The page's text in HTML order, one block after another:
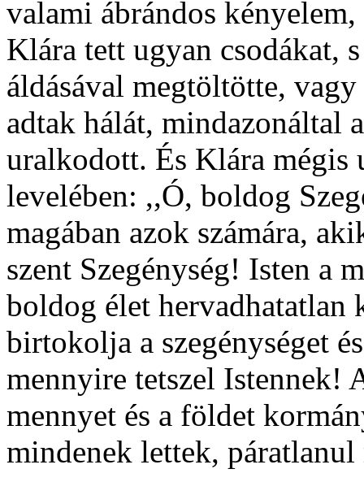
valami ábrándos
Klára tett ugyan csodákat,
áldásával megtöltötte,
adtak hálát, mindazonáltal
uralkodott. És Klára mégis
levelében: ,,Ó, boldog
magában azok számára,
szent Szegénység! Isten a
boldog élet hervadhatatlan
birtokolja a szegénységet
mennyire tetszel Istennek!
mennyet és a földet
mindenek lettek,